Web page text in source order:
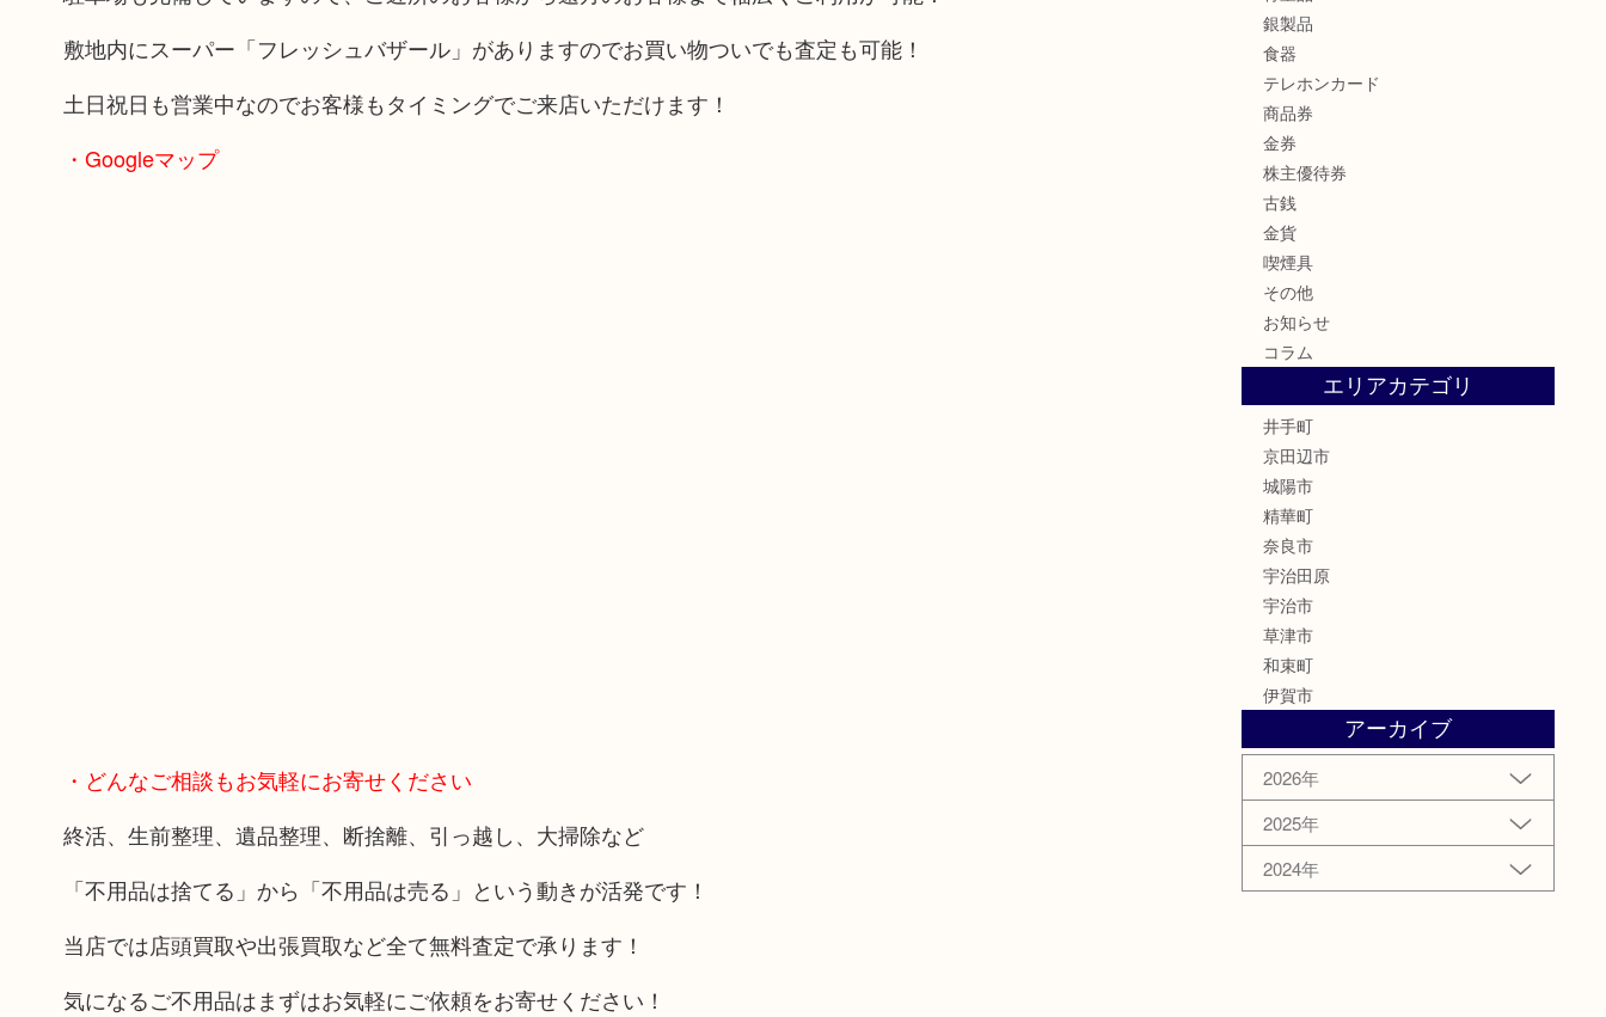
敷地内にスーパー「フレッシュバザール」がありますのでお買い物ついでも査定も可能！
土日祝日も営業中なのでお客様もタイミングでご来店いただけます！
・Googleマップ
・どんなご相談もお気軽にお寄せください
終活、生前整理、遺品整理、断捨離、引っ越し、大掃除など
「不用品は捨てる」から「不用品は売る」という動きが活発です！
当店では店頭買取や出張買取など全て無料査定で承ります！
気になるご不用品はまずはお気軽にご依頼をお寄せください！
銀製品
食器
テレホンカード
商品券
金券
株主優待券
古銭
金貨
喫煙具
その他
お知らせ
コラム
エリアカテゴリ
井手町
京田辺市
城陽市
精華町
奈良市
宇治田原
宇治市
草津市
和束町
伊賀市
アーカイブ
2026年
2025年
2024年